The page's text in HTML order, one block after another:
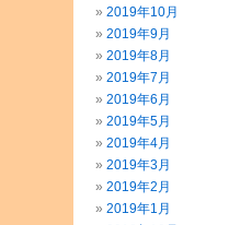
2019年10月
2019年9月
2019年8月
2019年7月
2019年6月
2019年5月
2019年4月
2019年3月
2019年2月
2019年1月